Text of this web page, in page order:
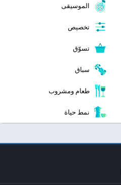
الموسيقى
تخصيص
تسوّق
سباق
طعام ومشروب
نمط حياة